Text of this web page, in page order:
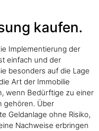
kaufen.
Implementierung der
einfach und der
besonders auf die Lage
Art der Immobilie
wenn Bedürftige zu einer
gehören. Über
Geldanlage ohne Risiko,
Nachweise erbringen